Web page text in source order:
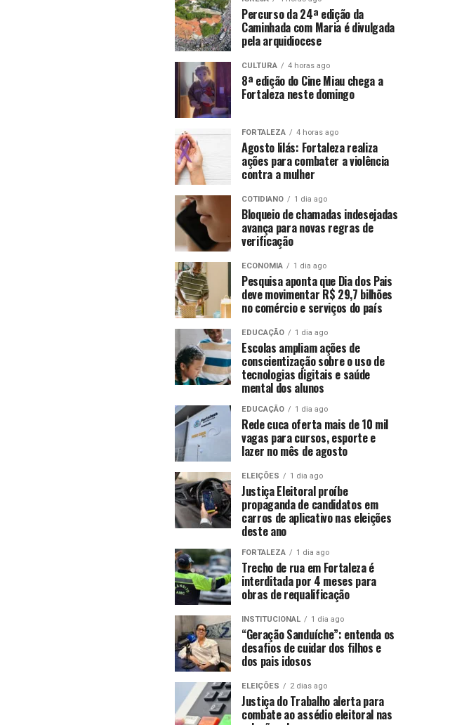
Percurso da 24ª edição da
Caminhada com Maria é divulgada
pela arquidiocese
CULTURA 4 horas ago
8ª edição do Cine Miau chega a
Fortaleza neste domingo
FORTALEZA 4 horas ago
Agosto lilás: Fortaleza realiza
ações para combater a violência
contra a mulher
COTIDIANO 1 dia ago
Bloqueio de chamadas indesejadas
avança para novas regras de
verificação
ECONOMIA 1 dia ago
Pesquisa aponta que Dia dos Pais
deve movimentar R$ 29,7 bilhões
no comércio e serviços do país
EDUCAÇÃO 1 dia ago
Escolas ampliam ações de
conscientização sobre o uso de
tecnologias digitais e saúde
mental dos alunos
EDUCAÇÃO 1 dia ago
Rede cuca oferta mais de 10 mil
vagas para cursos, esporte e
lazer no mês de agosto
ELEIÇÕES 1 dia ago
Justiça Eleitoral proíbe
propaganda de candidatos em
carros de aplicativo nas eleições
deste ano
FORTALEZA 1 dia ago
Trecho de rua em Fortaleza é
interditada por 4 meses para
obras de requalificação
INSTITUCIONAL 1 dia ago
“Geração Sanduíche”: entenda os
desafios de cuidar dos filhos e
dos pais idosos
ELEIÇÕES 2 dias ago
Justiça do Trabalho alerta para
combate ao assédio eleitoral nas